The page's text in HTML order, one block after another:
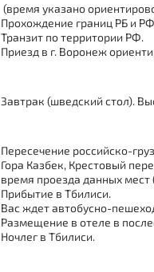
(время указано
Прохождение границ РБ и
Транзит по территории РФ.
Приезд в г. Воронеж
Завтрак (шведский стол).
Пересечение российско-
Гора Казбек, Крестовый
время проезда данных мест
Прибытие в Тбилиси.
Вас ждет автобусно-
Размещение в отеле в
Ночлег в Тбилиси.